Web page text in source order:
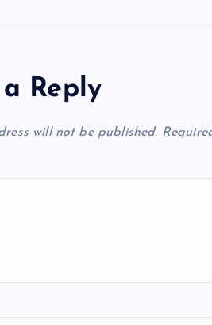
Reply
will not be published.